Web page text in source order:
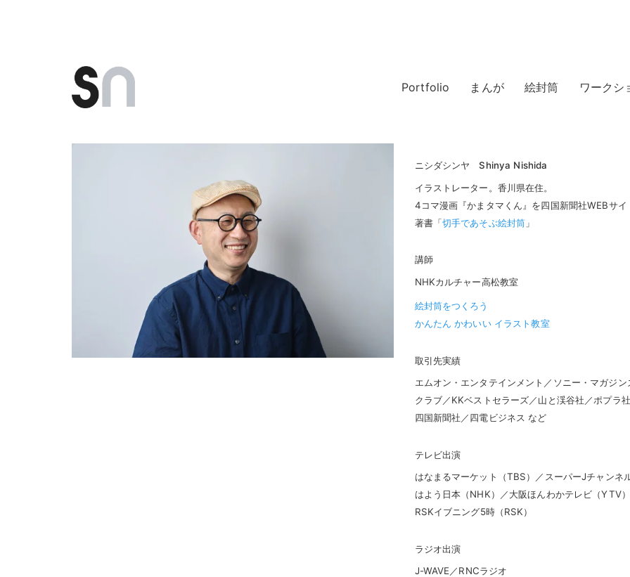
Portfolio まんが 絵封筒 ワークシ
ニシダシンヤ Shinya Nishida
イラストレーター。香川県在住。
4コマ漫画『かまタマくん』を四国新聞社WEBサイ
著書「切手であそぶ絵封筒 」
講師
NHKカルチャー高松教室
絵封筒をつくろう
かんたん かわいい イラスト教室
取引先実績
エムオン・エンタテインメント／ソニー・マガジ
クラブ／KKベストセラーズ／山と渓谷社／ポプラ
四国新聞社／四電ビジネス など
テレビ出演
はなまるマーケット（TBS）／スーパーJチャン
はよう日本（NHK）／大阪ほんわかテレビ（YTV
RSKイブニング5時（RSK）
ラジオ出演
J-WAVE／RNCラジオ